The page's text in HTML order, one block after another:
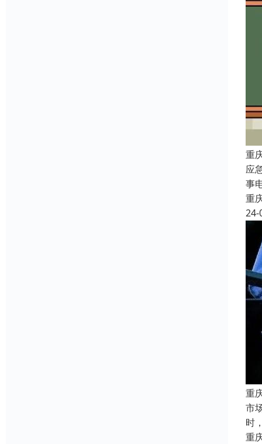
重
应
事
重
24-
重
市
时
重